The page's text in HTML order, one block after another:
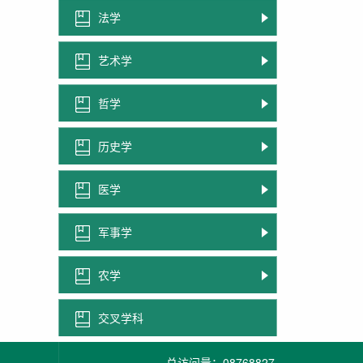
法学
艺术学
哲学
历史学
医学
军事学
农学
交叉学科